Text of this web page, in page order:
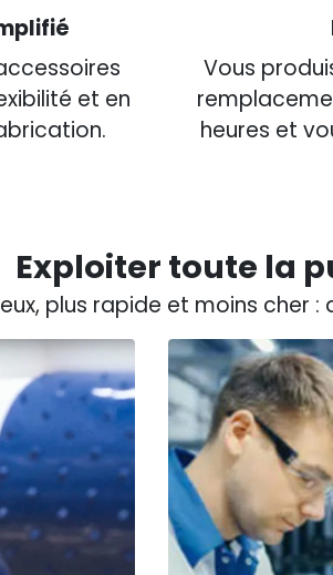
et en
Vous
heures et
Exploiter toute la
plus rapide et moins cher